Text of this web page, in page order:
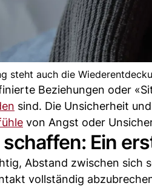
steht auch die
Beziehungen oder
sind. Die Unsicherheit
von Angst oder
Ein
Abstand zwischen sich
vollständig